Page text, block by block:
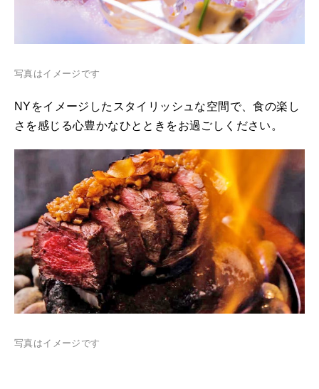
写真はイメージです
NYをイメージしたスタイリッシュな空間で、食の楽し
さを感じる心豊かなひとときをお過ごしください。
写真はイメージです